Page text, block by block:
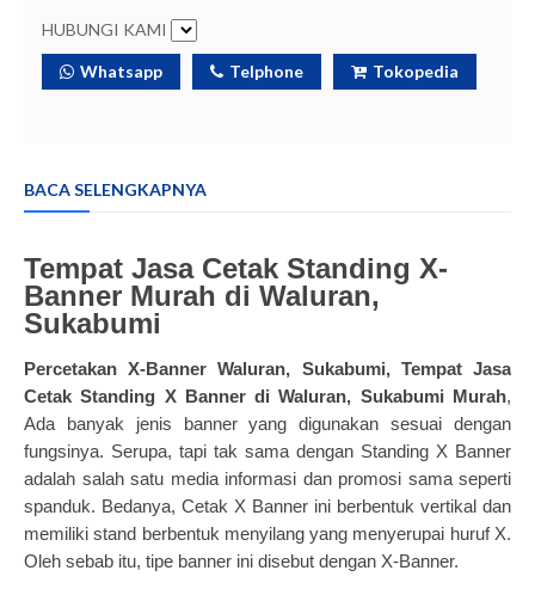
HUBUNGI KAMI
Whatsapp Telphone Tokopedia
BACA SELENGKAPNYA
Tempat Jasa Cetak Standing X-
Banner Murah di Waluran,
Sukabumi
Percetakan X-Banner Waluran, Sukabumi, Tempat Jasa
Cetak Standing X Banner di Waluran, Sukabumi Murah,
Ada banyak jenis banner yang digunakan sesuai dengan
fungsinya. Serupa, tapi tak sama dengan Standing X Banner
adalah salah satu media informasi dan promosi sama seperti
spanduk. Bedanya, Cetak X Banner ini berbentuk vertikal dan
memiliki stand berbentuk menyilang yang menyerupai huruf X.
Oleh sebab itu, tipe banner ini disebut dengan X-Banner.